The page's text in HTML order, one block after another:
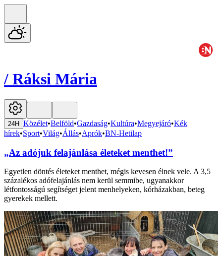
/ Ráksi Mária
24H Közélet•Belföld•Gazdaság•Kultúra•Megyejáró•Kék
hírek•Sport•Világ•Állás•Aprók•BN-Hetilap
„Az adójuk felajánlása életeket menthet!”
Egyetlen döntés életeket menthet, mégis kevesen élnek vele. A 3,5
százalékos adófelajánlás nem kerül semmibe, ugyanakkor
létfontosságú segítséget jelent menhelyeken, kórházakban, beteg
gyerekek mellett.